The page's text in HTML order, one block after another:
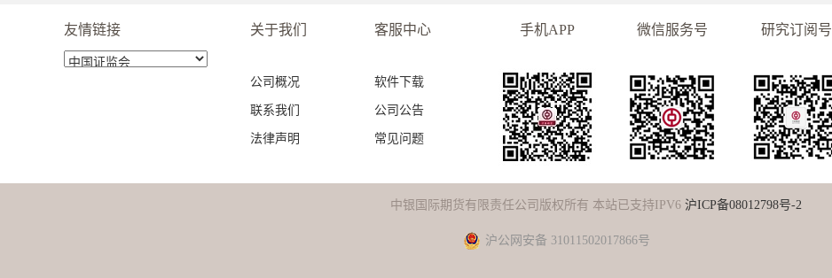
友情链接 关于我们
公司概况
联系我们
法律声明
客服中心
软件下载
公司公告
常见问题
手机APP 微信服务号 研究订阅号
中银国际期货有限责任公司版权所有 本站已支持IPV6 沪ICP备08012798号-2
沪公网安备 31011502017866号